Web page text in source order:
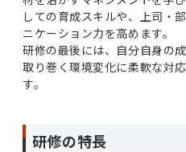
しての育成スキルや、上司・
ニケーション力を高めます。
研修の最後には、自分自身の
取り巻く環境変化に柔軟な対
す。
研修の特長